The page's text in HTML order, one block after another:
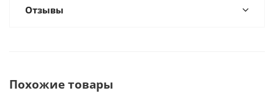
Отзывы
Похожие товары